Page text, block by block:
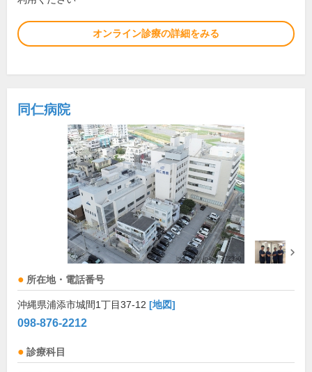
オンライン診療の詳細をみる
同仁病院
所在地・電話番号
沖縄県浦添市城間1丁目37-12 [地図]
098-876-2212
診療科目